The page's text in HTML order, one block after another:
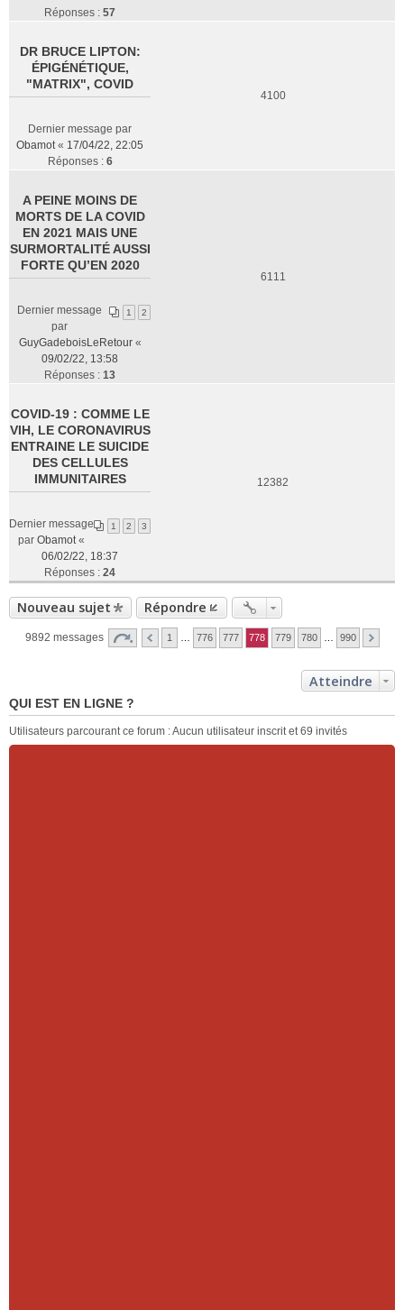
Réponses : 57
DR BRUCE LIPTON:
ÉPIGÉNÉTIQUE,
"MATRIX", COVID
Dernier message par
Obamot« 17/04/22, 22:05
Réponses : 6
4100
A PEINE MOINS DE
MORTS DE LA COVID
EN 2021 MAIS UNE
SURMORTALITÉ AUSSI
FORTE QU’EN 2020
1 2
Dernier message
par
GuyGadeboisLeRetour«
09/02/22, 13:58
Réponses : 13
6111
COVID-19 : COMME LE
VIH, LE CORONAVIRUS
ENTRAINE LE SUICIDE
DES CELLULES
IMMUNITAIRES
1 2 3
Dernier message
par Obamot«
06/02/22, 18:37
Réponses : 24
12382
Nouveau sujet Répondre
9892 messages 1 776 777 778 779 780 990
Atteindre
QUI EST EN LIGNE ?
Utilisateurs parcourant ce forum : Aucun utilisateur inscrit et 69 invités